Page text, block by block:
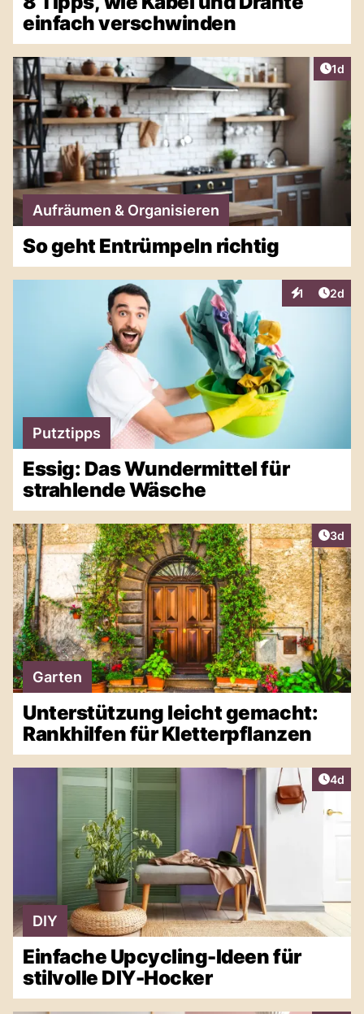
einfach verschwinden
1d
Aufräumen & Organisieren
So geht Entrümpeln richtig
1
Interaktionen
2d
Putztipps
Essig: Das Wundermittel für
strahlende Wäsche
3d
Garten
Unterstützung leicht gemacht:
Rankhilfen für Kletterpflanzen
4d
DIY
Einfache Upcycling-Ideen für
stilvolle DIY-Hocker